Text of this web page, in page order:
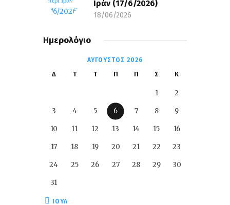
Ιράν (17/6/2026)
18/06/2026
Ημερολόγιο
ΑΎΓΟΥΣΤΟΣ 2026
Δ Τ Τ Π Π Σ Κ
1 2
3 4 5 6 7 8 9
10 11 12 13 14 15 16
17 18 19 20 21 22 23
24 25 26 27 28 29 30
31
« ΙΟΎΛ